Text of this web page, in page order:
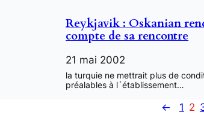
Reykjavik : Oskanian
compte de sa rencontre
21 mai 2002
la turquie ne mettrait plus de
préalables à l´établissement…
← 1 2